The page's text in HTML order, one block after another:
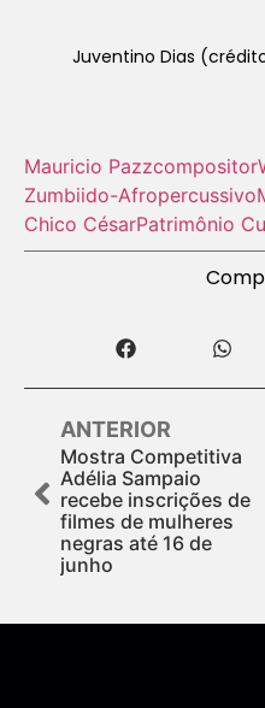
Juventino Dias
Mauricio Pazzcompositor
Zumbiido-Afropercussivo
Chico CésarPatrimônio
ANTERIOR
Mostra Competitiva
Adélia Sampaio
recebe inscrições de
filmes de mulheres
negras até 16 de
junho